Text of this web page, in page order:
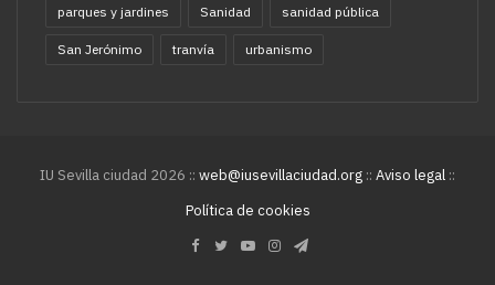
parques y jardines Sanidad sanidad pública
San Jerónimo tranvía urbanismo
IU Sevilla ciudad 2026 :: web@iusevillaciudad.org :: Aviso legal ::
Política de cookies
Facebook
TwitterYouTubeInstagram
Telegram